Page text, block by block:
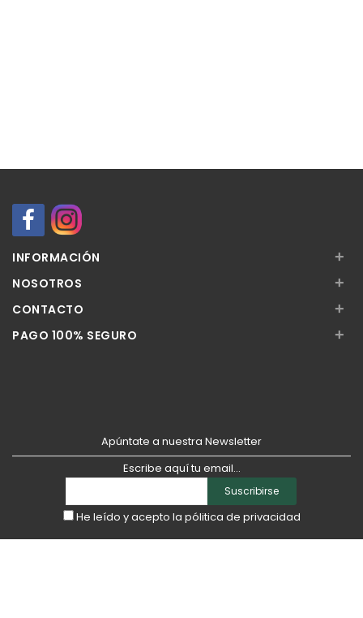
INFORMACIÓN +
NOSOTROS +
CONTACTO +
PAGO 100% SEGURO +
Apúntate a nuestra Newsletter
Escribe aquí tu email...
Suscribirse
He leído y acepto la pólitica de privacidad